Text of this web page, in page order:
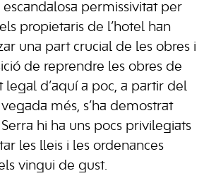
escandalosa permissivitat per
propietaris de l’hotel han
una part crucial de les obres i
de reprendre les obres de
d’aquí a poc, a partir del
vegada més, s’ha demostrat
hi ha uns pocs privilegiats
les lleis i les ordenances
vingui de gust.